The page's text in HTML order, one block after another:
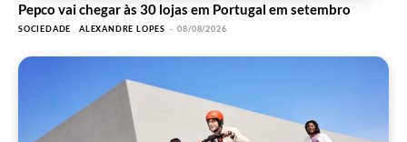
Pepco vai chegar às 30 lojas em Portugal em setembro
SOCIEDADE ALEXANDRE LOPES - 08/08/2026